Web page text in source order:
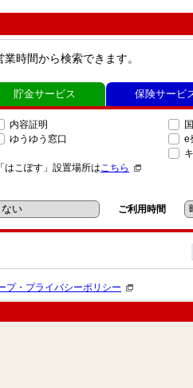
時間から検索できます。
内容証明
ゆうゆう窓口
「はこぽす」設置場所はこちら
e
ご利用時間
貯金サービス 保険サービ
プ・プライバシーポリシー